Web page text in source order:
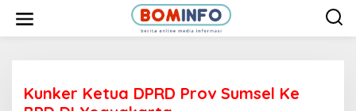
Kunker Ketua DPRD Prov Sumsel Ke